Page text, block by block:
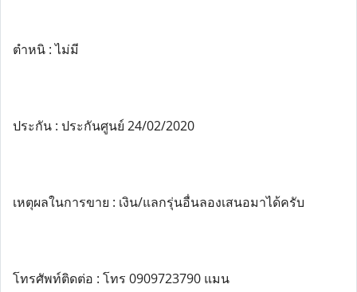
ตำหนิ : ไม่มี
ประกัน : ประกันศูนย์ 24/02/2020
เหตุผลในการขาย : เงิน/แลกรุ่นอื่นลองเสนอมาได้ครับ
โทรศัพท์ติดต่อ : โทร 0909723790 แมน